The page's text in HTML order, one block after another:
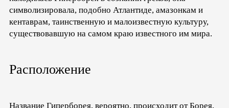
символизировала, подобно Атлантиде, амазонкам и
кентаврам, таинственную и малоизвестную культуру,
существовавшую на самом краю известного им мира.
Расположение
Название Гиперборея, вероятно, происходит от Борея,